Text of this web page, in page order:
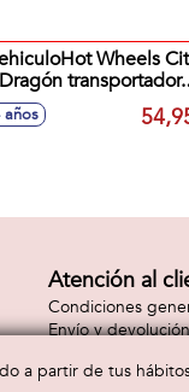
Wheels
Dragón transportador.
Incluye 2 coches.
años
Atención al
Condiciones
Envío y devolución
a partir de tus